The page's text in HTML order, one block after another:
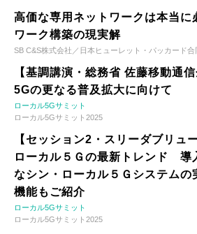
高価な専用ネットワークは本当に
ワーク構築の現実解
SB C&S株式会社／日本ヒューレット・パッカード合
【基調講演・総務省 佐藤移動通
5Gの更なる普及拡大に向けて
ローカル5Gサミット
ローカル5Gサミット2025
【セッション2・スリーダブリュ
ローカル５Ｇの最新トレンド 導
なシン・ローカル５Ｇシステム
機能もご紹介
ローカル5Gサミット
ローカル5Gサミット2025